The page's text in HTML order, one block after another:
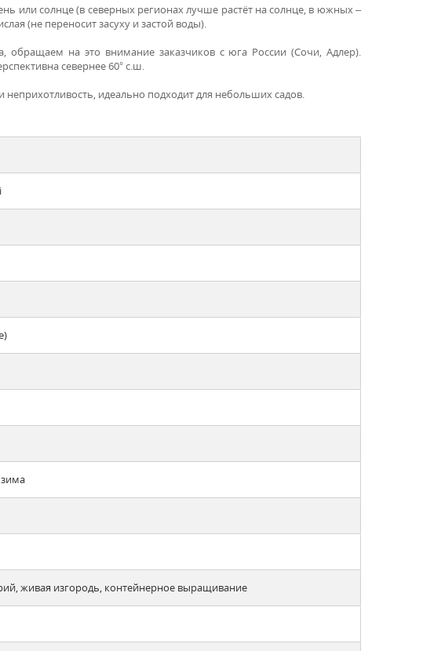
или солнце (в северных регионах лучше растёт на солнце, в южных –
(не переносит засуху и застой воды).
обращаем на это внимание заказчиков с юга России (Сочи, Адлер).
севернее 60° с.ш.
идеально подходит для небольших садов.
зима
живая изгородь, контейнерное выращивание